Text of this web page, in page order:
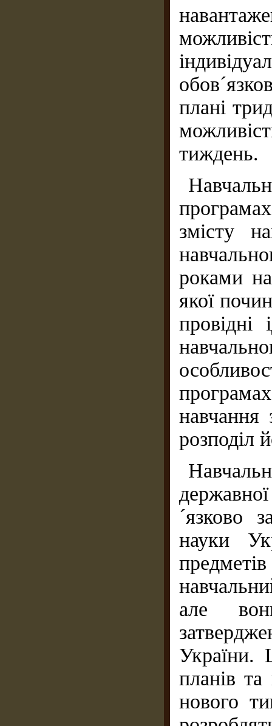
плані
тиждень.
змісту
роками
якої
провідні
на­вчання
розподіл
´язково
науки
але
України.
планів
нового